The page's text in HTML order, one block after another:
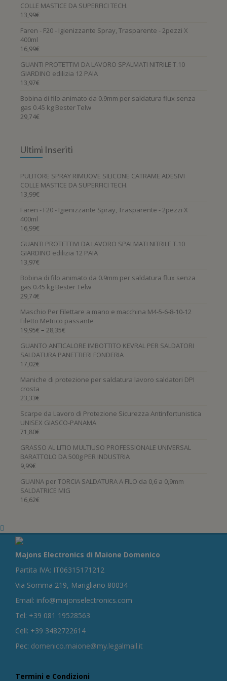
nella
prodotto
COLLE MASTICE DA SUPERFICI TECH.
13,99€
Faren - F20 - Igienizzante Spray, Trasparente - 2pezzi X
400ml
16,99€
GUANTI PROTETTIVI DA LAVORO SPALMATI NITRILE T.10
GIARDINO edilizia 12 PAIA
13,97€
Bobina di filo animato da 0.9mm per saldatura flux senza
gas 0.45 kg Bester Telw
29,74€
Ultimi Inseriti
PULITORE SPRAY RIMUOVE SILICONE CATRAME ADESIVI
COLLE MASTICE DA SUPERFICI TECH.
13,99€
Faren - F20 - Igienizzante Spray, Trasparente - 2pezzi X
400ml
16,99€
GUANTI PROTETTIVI DA LAVORO SPALMATI NITRILE T.10
GIARDINO edilizia 12 PAIA
13,97€
Bobina di filo animato da 0.9mm per saldatura flux senza
gas 0.45 kg Bester Telw
29,74€
Maschio Per Filettare a mano e macchina M4-5-6-8-10-12
Filetto Metrico passante
19,95€ – 28,35€
GUANTO ANTICALORE IMBOTTITO KEVRAL PER SALDATORI
SALDATURA PANETTIERI FONDERIA
17,02€
Maniche di protezione per saldatura lavoro saldatori DPI
crosta
23,33€
Scarpe da Lavoro di Protezione Sicurezza Antinfortunistica
UNISEX GIASCO-PANAMA
71,80€
GRASSO AL LITIO MULTIUSO PROFESSIONALE UNIVERSAL
BARATTOLO DA 500g PER INDUSTRIA
9,99€
GUAINA per TORCIA SALDATURA A FILO da 0,6 a 0,9mm
SALDATRICE MIG
16,62€
Majons Electronics di Maione Domenico
Partita IVA: IT06315171212
Via Somma 219, Marigliano 80034
Email: info@majonselectronics.com
Tel: +39 081 19528563
Cell: +39 3482722614
Pec: domenico.maione@my.legalmail.it
Termini e Condizioni